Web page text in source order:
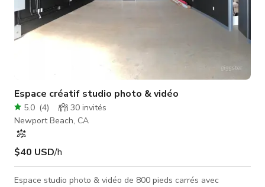
Espace créatif studio photo & vidéo
5.0 (4) 30 invités
Newport Beach, CA
$40 USD/h
Espace studio photo & vidéo de 800 pieds carrés avec